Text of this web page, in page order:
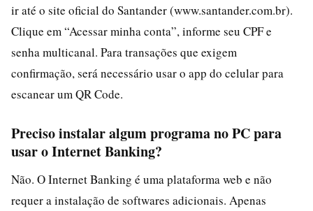
ir até o site oficial do Santander (www.santander.com.br).
Clique em “Acessar minha conta”, informe seu CPF e
senha multicanal. Para transações que exigem
confirmação, será necessário usar o app do celular para
escanear um QR Code.
Preciso instalar algum programa no PC para
usar o Internet Banking?
Não. O Internet Banking é uma plataforma web e não
requer a instalação de softwares adicionais. Apenas